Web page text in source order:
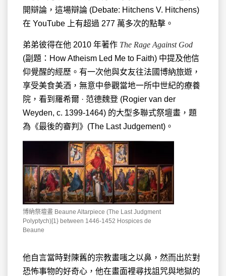
開辯論，這場辯論 (Debate: Hitchens V. Hitchens)
在 YouTube 上有超過 277 萬多次的點擊。
弟弟彼得在他 2010 年著作 The Rage Against God
(副題：How Atheism Led Me to Faith) 中提及他信
仰覺醒的經歷。有一次他與女友往法國博納旅遊，
享受美食美酒，無意中參觀當地一所中世紀的療養
院，看到羅希爾 · 范德魏登 (Rogier van der
Weyden, c. 1399-1464) 的大型多聯式祭壇畫，題
為《最後的審判》(The Last Judgement)。
博納祭壇畫 Beaune Altarpiece (The Last Judgment
Polyptych)[1} between 1446-1452 Hospices de
Beaune
他自言當時對陳舊的宗教畫嗤之以鼻，然而出於對
恐怖事物的好奇心，他在畫面裡尋找詛咒與地獄的